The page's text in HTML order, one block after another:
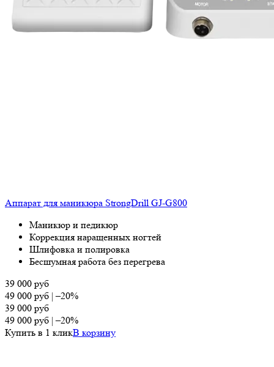
Аппарат для маникюра StrongDrill GJ-G800
Маникюр и педикюр
Коррекция наращенных ногтей
Шлифовка и полировка
Бесшумная работа без перегрева
39 000 руб
49 000 руб |–20%
39 000 руб
49 000 руб |–20%
Купить в 1 кликВ корзину